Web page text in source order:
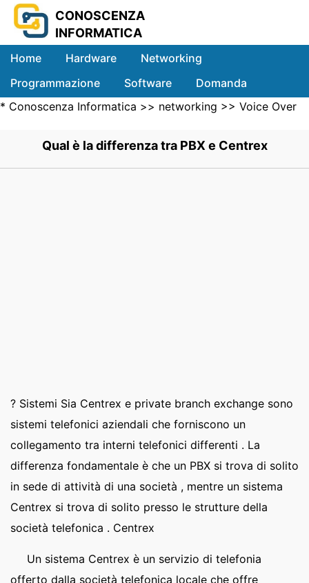
CONOSCENZA
INFORMATICA
Home Hardware
Networking
Programmazione
Software
Domanda
Sistemi
* Conoscenza Informatica >> networking >> Voice Over
Qual è la differenza tra PBX e Centrex
? Sistemi Sia Centrex e private branch exchange sono
sistemi telefonici aziendali che forniscono un
collegamento tra interni telefonici differenti . La
differenza fondamentale è che un PBX si trova di solito
in sede di attività di una società , mentre un sistema
Centrex si trova di solito presso le strutture della
società telefonica . Centrex
Un sistema Centrex è un servizio di telefonia
offerto dalla società telefonica locale che offre